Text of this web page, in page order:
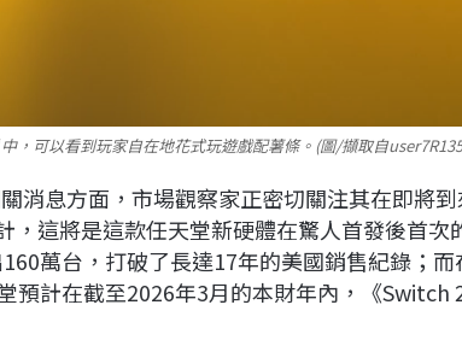
，可以看到玩家自在地花式玩遊戲配薯條。(圖/擷取自
消息方面，市場觀察家正密切關注其在即將
，這將是這款任天堂新硬體在驚人首發後首次
160萬台，打破了長達17年的美國銷售紀錄；
預計在截至2026年3月的本財年內，《Switch